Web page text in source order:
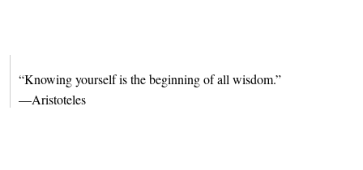
“Knowing yourself is the beginning of all wisdom.”
—Aristoteles